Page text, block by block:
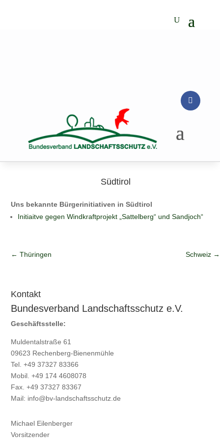
Südtirol
Uns bekannte Bürgerinitiativen in Südtirol
Initiaitve gegen Windkraftprojekt „Sattelberg“ und Sandjoch“
←Thüringen Schweiz →
Kontakt
Bundesverband Landschaftsschutz e.V.
Geschäftsstelle:
Muldentalstraße 61
09623 Rechenberg-Bienenmühle
Tel. +49 37327 83366
Mobil. +49 174 4608078
Fax. +49 37327 83367
Mail: info@bv-landschaftsschutz.de
Michael Eilenberger
Vorsitzender